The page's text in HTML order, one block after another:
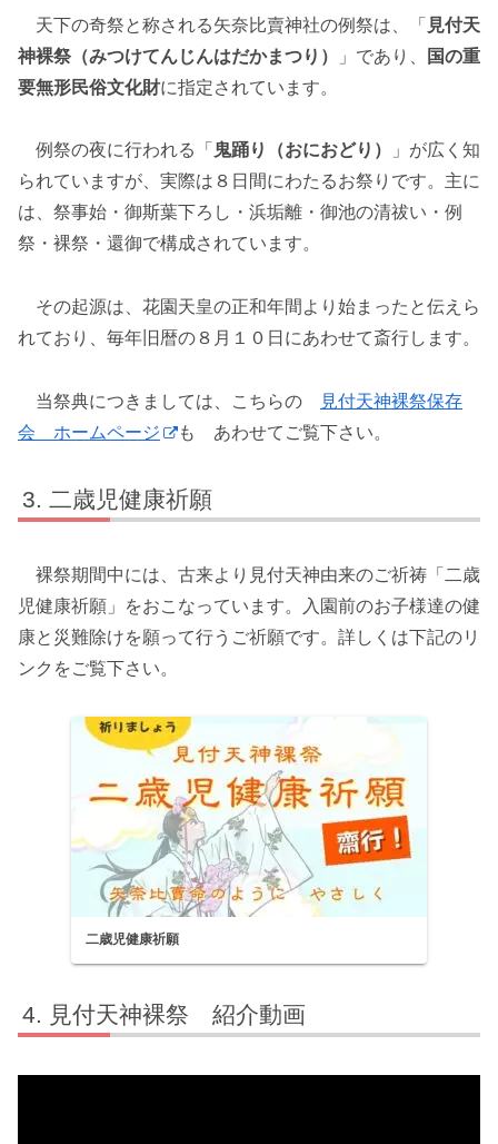
天下の奇祭と称される矢奈比賣神社の例祭は、「 見付天
神裸祭（みつけてんじんはだかまつり）
」であり、
国の重
要無形民俗文化財に指定されています。
例祭の夜に行われる「 鬼踊り（おにおどり）
」が広く知
られていますが、実際は８日間にわたるお祭りです。主に
は、祭事始・御斯葉下ろし・浜垢離・御池の清祓い・例
祭・裸祭・還御で構成されています。
その起源は、花園天皇の正和年間より始まったと伝えら
れており、毎年旧暦の８月１０日にあわせて斎行します。
当祭典につきましては、こちらの
見付天神裸祭保存
会 ホームページ
も あわせてご覧下さい。
二歳児健康祈願
裸祭期間中には、古来より見付天神由来のご祈祷「二歳
児健康祈願」をおこなっています。入園前のお子様達の健
康と災難除けを願って行うご祈願です。詳しくは下記のリ
ンクをご覧下さい。
二歳児健康祈願
見付天神裸祭 紹介動画